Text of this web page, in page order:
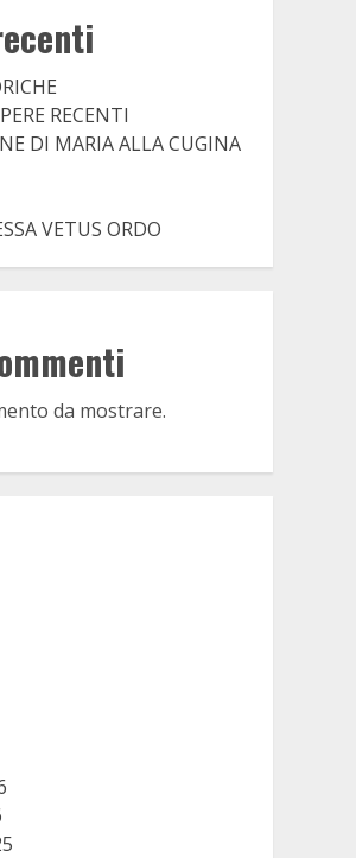
RECENTI
DI MARIA ALLA CUGINA
VETUS ORDO
da mostrare.